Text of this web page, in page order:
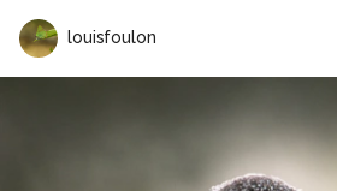
louisfoulon